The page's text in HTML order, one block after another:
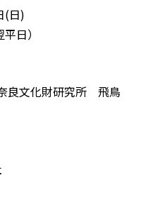
(日)
日）
良文化財研究所 飛鳥